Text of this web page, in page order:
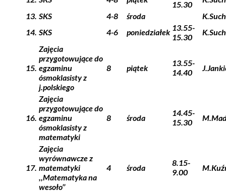
15.30
13. SKS 4-8 środa
14. SKS 4-6 poniedziałek 13.55-
15.30
15.
Zajęcia
przygotowujące do
egzaminu
ósmoklasisty z
j.polskiego
8 piątek
13.55-
14.40
16.
Zajęcia
przygotowujące do
egzaminu
ósmoklasistyz
matematyki
8 środa
14.45-
15.30
17.
Zajęcia
wyrównawcze z
matematyki
,,Matematyka na
wesoło’’
4 środa
8.15-
9.00